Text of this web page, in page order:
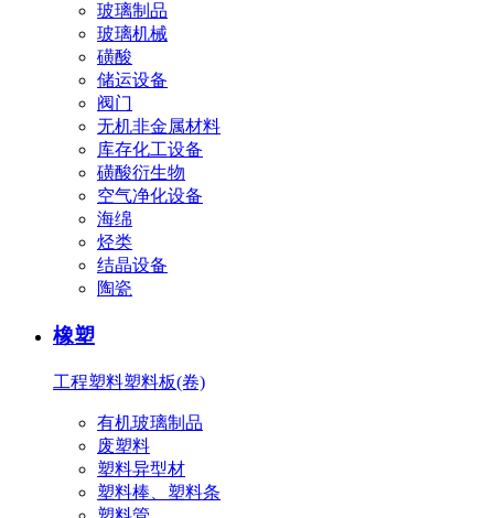
玻璃制品
玻璃机械
磺酸
储运设备
阀门
无机非金属材料
库存化工设备
磺酸衍生物
空气净化设备
海绵
烃类
结晶设备
陶瓷
橡塑
工程塑料塑料板(卷)
有机玻璃制品
废塑料
塑料异型材
塑料棒、塑料条